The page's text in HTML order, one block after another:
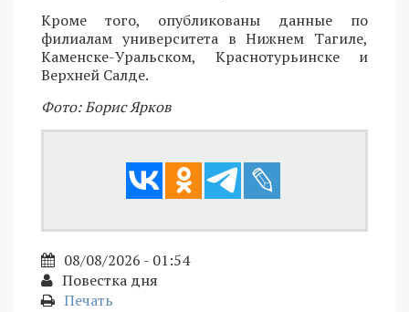
Кроме того, опубликованы данные по
филиалам университета в Нижнем Тагиле,
Каменске-Уральском, Краснотурьинске и
Верхней Салде.
Фото: Борис Ярков
08/08/2026 - 01:54
Повестка дня
Печать